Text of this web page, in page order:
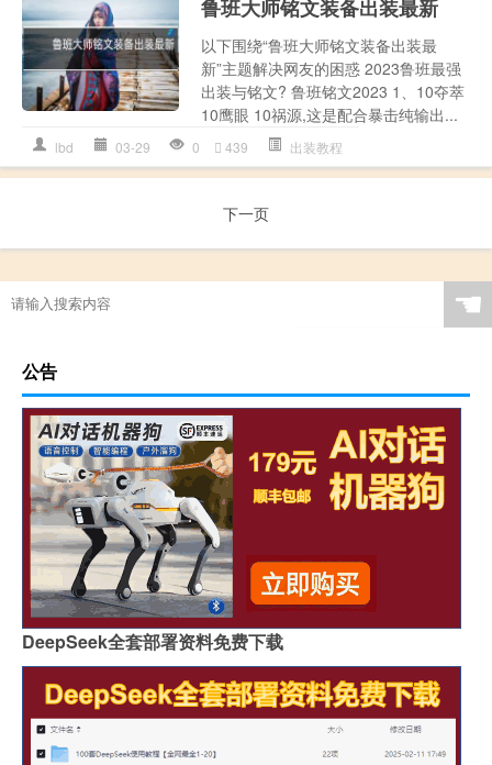
鲁班大师铭文装备出装最新
以下围绕“鲁班大师铭文装备出装最
新”主题解决网友的困惑 2023鲁班最强
出装与铭文? 鲁班铭文2023 1、10夺萃
10鹰眼 10祸源,这是配合暴击纯输出...
lbd 03-29 0 439 出装教程
下一页
☚
公告
DeepSeek全套部署资料免费下载